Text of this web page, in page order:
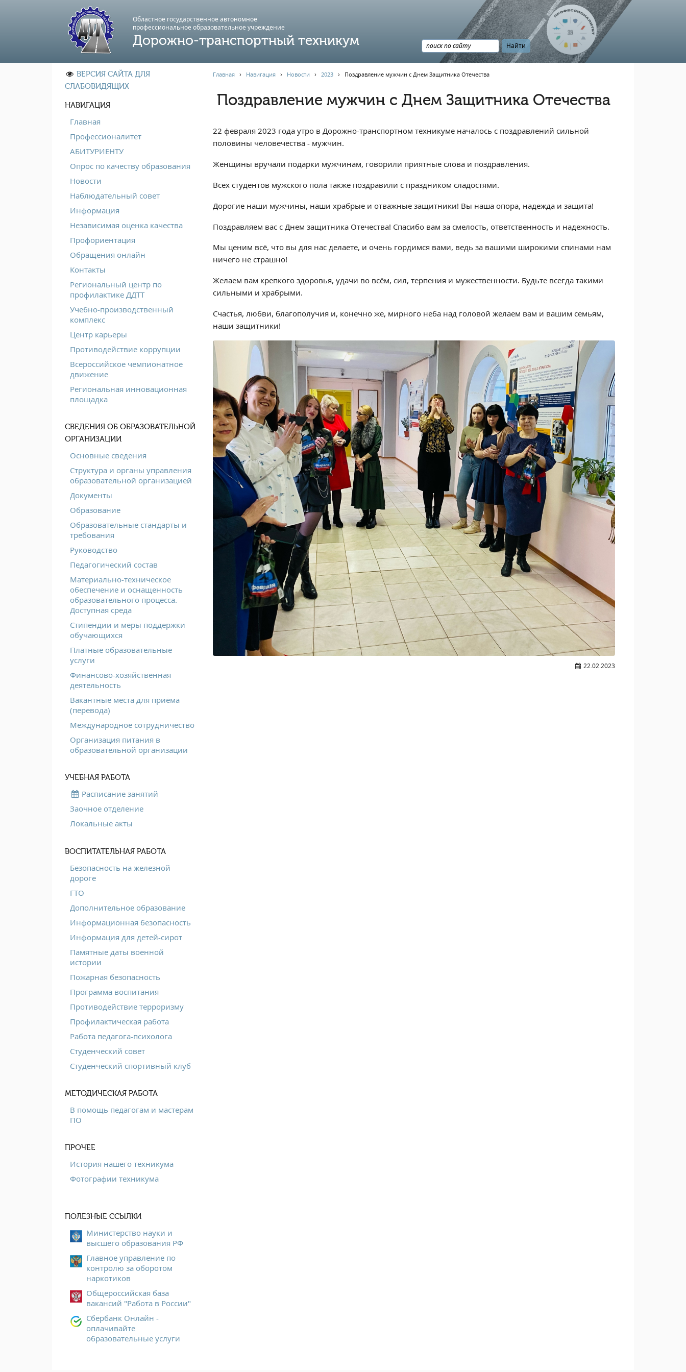
Областное государственное автономное
профессиональноe образовательное учреждение
Дорожно-транспортный техникум
ВЕРСИЯ САЙТА ДЛЯ
СЛАБОВИДЯЩИХ
НАВИГАЦИЯ
Главная
Профессионалитет
АБИТУРИЕНТУ
Опрос по качеству образования
Новости
Наблюдательный совет
Информация
Независимая оценка качества
Профориентация
Обращения онлайн
Контакты
Региональный центр по
профилактике ДДТТ
Учебно-производственный
комплекс
Центр карьеры
Противодействие коррупции
Всероссийское чемпионатное
движение
Региональная инновационная
площадка
СВЕДЕНИЯ ОБ ОБРАЗОВАТЕЛЬНОЙ
ОРГАНИЗАЦИИ
Основные сведения
Структура и органы управления
образовательной организацией
Документы
Образование
Образовательные стандарты и
требования
Руководство
Педагогический состав
Материально-техническое
обеспечение и оснащенность
образовательного процесса.
Доступная среда
Стипендии и меры поддержки
обучающихся
Платные образовательные
услуги
Финансово-хозяйственная
деятельность
Вакантные места для приёма
(перевода)
Международное сотрудничество
Организация питания в
образовательной организации
УЧЕБНАЯ РАБОТА
Расписание занятий
Заочное отделение
Локальные акты
ВОСПИТАТЕЛЬНАЯ РАБОТА
Безопасность на железной
дороге
ГТО
Дополнительное образование
Информационная безопасность
Информация для детей-сирот
Памятные даты военной
истории
Пожарная безопасность
Программа воспитания
Противодействие терроризму
Профилактическая работа
Работа педагога-психолога
Студенческий совет
Студенческий спортивный клуб
МЕТОДИЧЕСКАЯ РАБОТА
В помощь педагогам и мастерам
ПО
ПРОЧЕЕ
История нашего техникума
Фотографии техникума
ПОЛЕЗНЫЕ ССЫЛКИ
Министерство науки и
высшего образования РФ
Главное управление по
контролю за оборотом
наркотиков
Общероссийская база
вакансий "Работа в России"
Сбербанк Онлайн -
оплачивайте
образовательные услуги
Главная› Навигация› Новости › 2023› Поздравление мужчин с Днем Защитника Отечества
Поздравление мужчин с Днем Защитника Отечества
22 февраля 2023 года утро в Дорожно-транспортном техникуме началось с поздравлений сильной
половины человечества - мужчин.
Женщины вручали подарки мужчинам, говорили приятные слова и поздравления.
Всех студентов мужского пола также поздравили с праздником сладостями.
Дорогие наши мужчины, наши храбрые и отважные защитники! Вы наша опора, надежда и защита!
Поздравляем вас с Днем защитника Отечества! Спасибо вам за смелость, ответственность и надежность.
Мы ценим всё, что вы для нас делаете, и очень гордимся вами, ведь за вашими широкими спинами нам
ничего не страшно!
Желаем вам крепкого здоровья, удачи во всём, сил, терпения и мужественности. Будьте всегда такими
сильными и храбрыми.
Счастья, любви, благополучия и, конечно же, мирного неба над головой желаем вам и вашим семьям,
наши защитники!
22.02.2023